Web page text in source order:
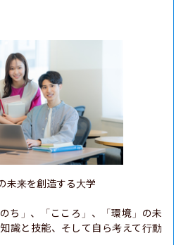
未来を創造する大学
ち」、「こころ」、「環境」の未
識と技能、そして自ら考えて行動